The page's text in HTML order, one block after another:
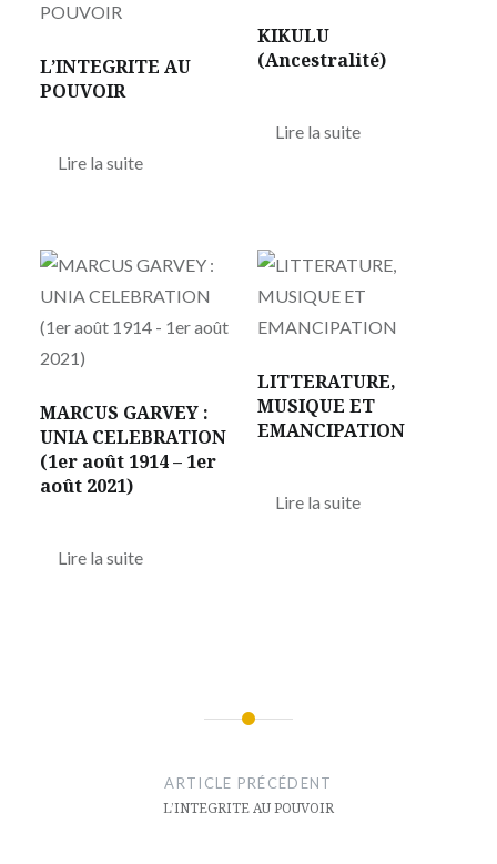
L’INTEGRITE AU
POUVOIR
Lire la suite
KIKULU
(Ancestralité)
Lire la suite
MARCUS GARVEY :
UNIA CELEBRATION
(1er août 1914 – 1er
août 2021)
Lire la suite
LITTERATURE,
MUSIQUE ET
EMANCIPATION
Lire la suite
ARTICLE PRÉCÉDENT
L’INTEGRITE AU POUVOIR